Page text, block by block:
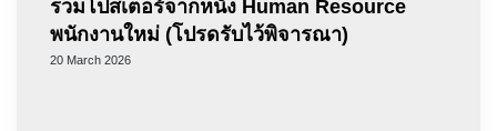
รวมโปสเตอร์จากหนัง​ Human Resource
พนักงานใหม่ (โปรดรับไว้พิจารณา)
20 March 2026